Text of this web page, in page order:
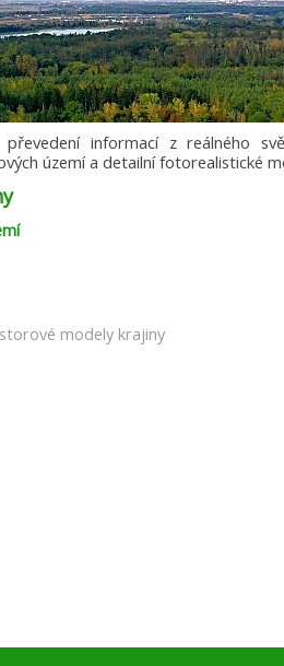
informací z reálného
území a detailní fotorealistické
modely krajiny